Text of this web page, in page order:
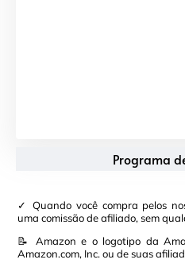
Programa
✓ Quando você compra pelos
uma comissão de afiliado, sem
📝 Amazon e o logotipo da
Amazon.com, Inc. ou de suas